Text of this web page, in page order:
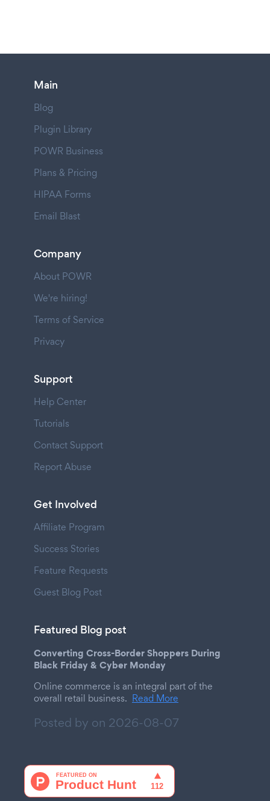
Main
Blog
Plugin Library
POWR Business
Plans & Pricing
HIPAA Forms
Email Blast
Company
About POWR
We're hiring!
Terms of Service
Privacy
Support
Help Center
Tutorials
Contact Support
Report Abuse
Get Involved
Affiliate Program
Success Stories
Feature Requests
Guest Blog Post
Featured Blog post
Converting Cross-Border Shoppers During
Black Friday & Cyber Monday
Online commerce is an integral part of the
overall retail business. Read More
Posted by on 2026-08-07